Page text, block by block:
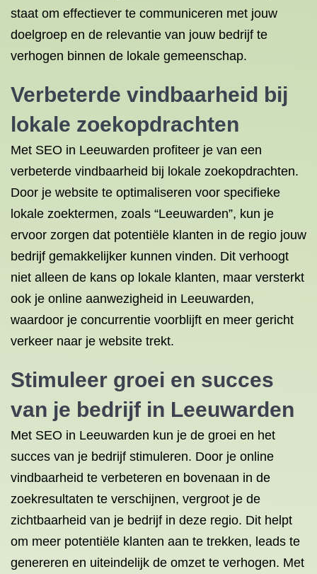
staat om effectiever te communiceren met jouw
doelgroep en de relevantie van jouw bedrijf te
verhogen binnen de lokale gemeenschap.
Verbeterde vindbaarheid bij
lokale zoekopdrachten
Met SEO in Leeuwarden profiteer je van een
verbeterde vindbaarheid bij lokale zoekopdrachten.
Door je website te optimaliseren voor specifieke
lokale zoektermen, zoals “Leeuwarden”, kun je
ervoor zorgen dat potentiële klanten in de regio jouw
bedrijf gemakkelijker kunnen vinden. Dit verhoogt
niet alleen de kans op lokale klanten, maar versterkt
ook je online aanwezigheid in Leeuwarden,
waardoor je concurrentie voorblijft en meer gericht
verkeer naar je website trekt.
Stimuleer groei en succes
van je bedrijf in Leeuwarden
Met SEO in Leeuwarden kun je de groei en het
succes van je bedrijf stimuleren. Door je online
vindbaarheid te verbeteren en bovenaan in de
zoekresultaten te verschijnen, vergroot je de
zichtbaarheid van je bedrijf in deze regio. Dit helpt
om meer potentiële klanten aan te trekken, leads te
genereren en uiteindelijk de omzet te verhogen. Met